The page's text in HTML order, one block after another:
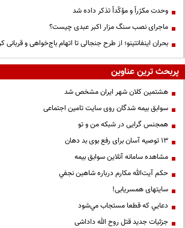
وحدت مکرّراً و مؤکّداً تذکر داده شد
ماجرای نصب سنگ مزار اکبر عبدی چیست؟
بحران اینفانتینو؛ از طرح جنجالی تا اتهام باج‌خواهی و قربانی
پربحث ترین عناوین
هشتمین کلان شهر ایران مشخص شد
سوابق بیمه شدگان روی سایت تامین اجتماعی
همجنس گرایی در شبکه من و تو
13 توصیه آسان برای رفع بوی بد دهان
مشاهده سامانه آنلاين سوابق بیمه
حكم آيت‌الله مكارم درباره شاهين نجفي
سایتهای همسریابی!
دعايي كه قطعا مستجاب مي‌شود
جزئیات جدید قتل روح الله داداشی